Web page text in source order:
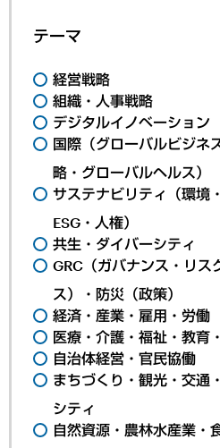
テーマ
経営戦略
組織・人事戦略
デジタルイノベーション
国際（グローバルビジネ
略・グローバルヘルス）
サステナビリティ（環境
ESG・人権）
共生・ダイバーシティ
GRC（ガバナンス・リス
ス）・防災（政策）
経済・産業・雇用・労働
医療・介護・福祉・教育
自治体経営・官民協働
まちづくり・観光・交通
シティ
自然資源・農林水産業・